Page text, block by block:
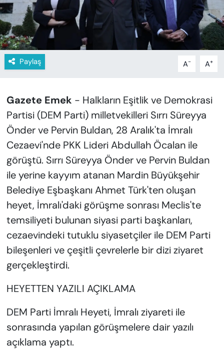
Paylaş A- A+
Gazete Emek - Halkların Eşitlik ve Demokrasi
Partisi (DEM Parti) milletvekilleri Sırrı Süreyya
Önder ve Pervin Buldan, 28 Aralık'ta İmralı
Cezaevi'nde PKK Lideri Abdullah Öcalan ile
görüştü. Sırrı Süreyya Önder ve Pervin Buldan
ile yerine kayyım atanan Mardin Büyükşehir
Belediye Eşbaşkanı Ahmet Türk'ten oluşan
heyet, İmralı'daki görüşme sonrası Meclis'te
temsiliyeti bulunan siyasi parti başkanları,
cezaevindeki tutuklu siyasetçiler ile DEM Parti
bileşenleri ve çeşitli çevrelerle bir dizi ziyaret
gerçekleştirdi.
HEYETTEN YAZILI AÇIKLAMA
DEM Parti İmralı Heyeti, İmralı ziyareti ile
sonrasında yapılan görüşmelere dair yazılı
açıklama yaptı.
MAGAZİN
ÖZEL HABER
YAZAR KÖŞESİ
VAN VE DİYARBAKIR HABERLERİ